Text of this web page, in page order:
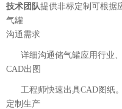
技术团队提供非标定制 可根据
气罐
沟通需求
详细沟通储气罐应用行业
CAD出图
工程师快速出具CAD图纸。
定制生产